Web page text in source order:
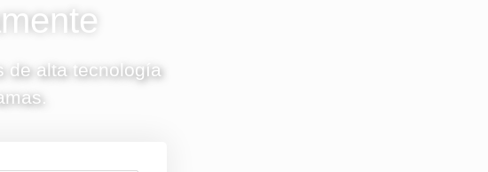
de alta tecnología